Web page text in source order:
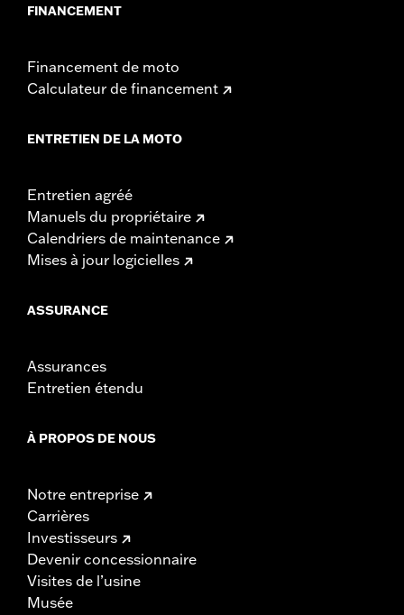
FINANCEMENT
Financement de moto
Calculateur de financement
ENTRETIEN DE LA MOTO
Entretien agréé
Manuels du propriétaire
Calendriers de maintenance
Mises à jour logicielles
ASSURANCE
Assurances
Entretien étendu
À PROPOS DE NOUS
Notre entreprise
Carrières
Investisseurs
Devenir concessionnaire
Visites de l’usine
Musée